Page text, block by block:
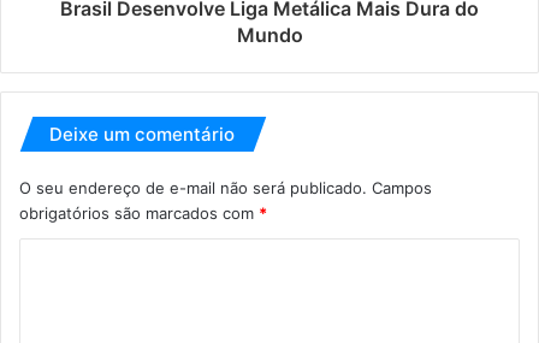
Brasil Desenvolve Liga Metálica Mais Dura do
Mundo
Deixe um comentário
O seu endereço de e-mail não será publicado. Campos
obrigatórios são marcados com *